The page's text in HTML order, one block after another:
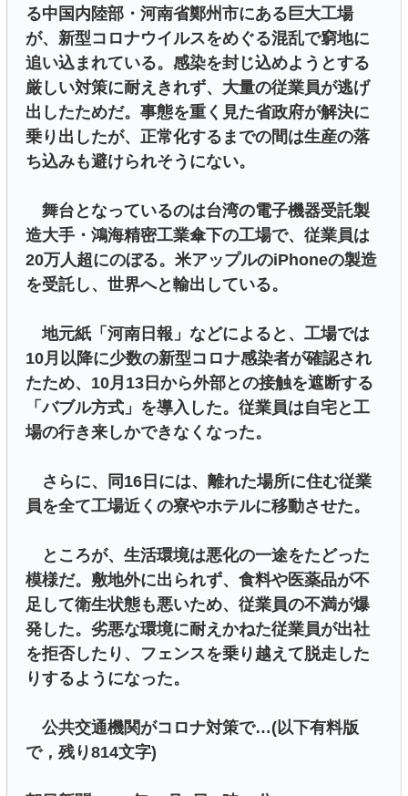
る中国内陸部・河南省鄭州市にある巨大工場
が、新型コロナウイルスをめぐる混乱で窮地に
追い込まれている。感染を封じ込めようとする
厳しい対策に耐えきれず、大量の従業員が逃げ
出したためだ。事態を重く見た省政府が解決に
乗り出したが、正常化するまでの間は生産の落
ち込みも避けられそうにない。
舞台となっているのは台湾の電子機器受託製
造大手・鴻海精密工業傘下の工場で、従業員は
20万人超にのぼる。米アップルのiPhoneの製造
を受託し、世界へと輸出している。
地元紙「河南日報」などによると、工場では
10月以降に少数の新型コロナ感染者が確認され
たため、10月13日から外部との接触を遮断する
「バブル方式」を導入した。従業員は自宅と工
場の行き来しかできなくなった。
さらに、同16日には、離れた場所に住む従業
員を全て工場近くの寮やホテルに移動させた。
ところが、生活環境は悪化の一途をたどった
模様だ。敷地外に出られず、食料や医薬品が不
足して衛生状態も悪いため、従業員の不満が爆
発した。劣悪な環境に耐えかねた従業員が出社
を拒否したり、フェンスを乗り越えて脱走した
りするようになった。
公共交通機関がコロナ対策で…(以下有料版
で，残り814文字)